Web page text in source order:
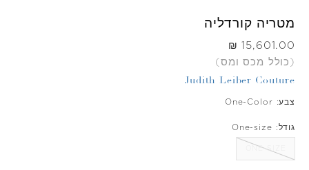
מטריה קורדליה
היה
(כולל מכס ומס)
Judith Leiber Couture
צבע: One-Color
גודל: One-size
ONE-SIZE